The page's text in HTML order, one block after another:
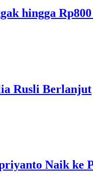
hingga
Rusli Berlanjut
Naik ke